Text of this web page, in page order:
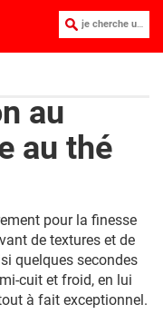
je cherche une recette :
au
au thé
pour la finesse
de textures et de
quelques secondes
cuit et froid, en lui
à fait exceptionnel.